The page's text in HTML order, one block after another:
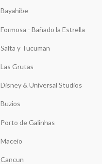
Bayahibe
Formosa - Bañado la Estrella
Salta y Tucuman
Las Grutas
Disney & Universal Studios
Buzios
Porto de Galinhas
Maceio
Cancun